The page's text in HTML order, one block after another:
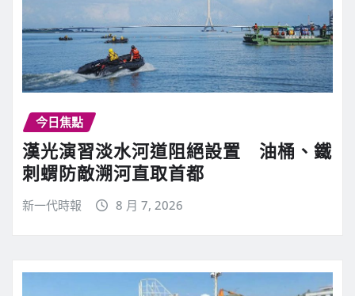
今日焦點
漢光演習淡水河道阻絕設置 油桶、鐵
刺蝟防敵溯河直取首都
新一代時報 8 月 7, 2026